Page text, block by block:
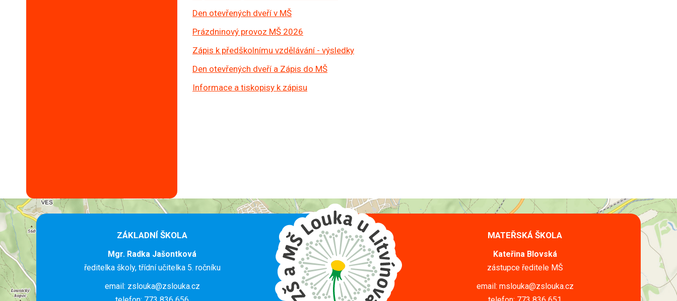
Den otevřených dveří v MŠ
Prázdninový provoz MŠ 2026
Zápis k předškolnímu vzdělávání - výsledky
Den otevřených dveří a Zápis do MŠ
Informace a tiskopisy k zápisu
ZÁKLADNÍ ŠKOLA
Mgr. Radka Jašontková
ředitelka školy, třídní učitelka 5. ročníku
email: zslouka@zslouka.cz
MATEŘSKÁ ŠKOLA
Kateřina Blovská
zástupce ředitele MŠ
email: mslouka@zslouka.cz